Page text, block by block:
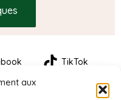
aux
TikTok